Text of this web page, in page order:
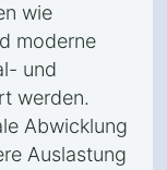
wie
moderne
und
werden.
Abwicklung
Auslastung